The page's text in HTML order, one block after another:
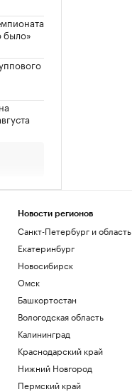
было»
Новости регионов
Санкт-Петербург и область
Екатеринбург
Новосибирск
Омск
Башкортостан
Вологодская область
Калининград
Краснодарский край
Нижний Новгород
Пермский край